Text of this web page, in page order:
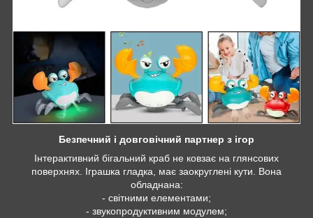
Безпечний і довговічний партнер з ігор
Інтерактивний бігальний краб не ковзає на глянсових
поверхнях. Іграшка гладка, має заокруглені кути. Вона
обладнана:
- світними елементами;
- звукопродуктивним модулем;